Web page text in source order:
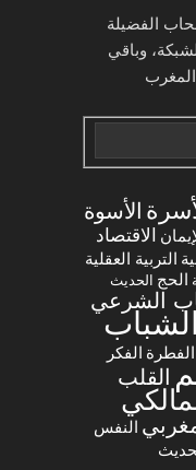
الفضيلة
وباقي
المغرب
الأسوة
الاقتصاد
التربية العقلية
الحج الحديث
الشرعي
الشباب
الفطرة الفكر
القلب
النفس